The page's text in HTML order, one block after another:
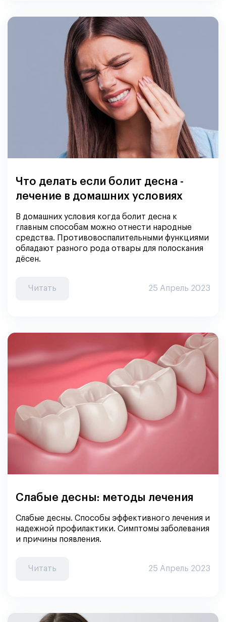
Что делать если болит десна -
лечение в домашних условиях
В домашних условия когда болит десна к
главным способам можно отнести народные
средства. Противовоспалительными функциями
обладают разного рода отвары для полоскания
дёсен.
Читать 25 Апрель 2023
Слабые десны: методы лечения
Слабые десны. Способы эффективного лечения и
надежной профилактики. Симптомы заболевания
и причины появления.
Читать 25 Апрель 2023